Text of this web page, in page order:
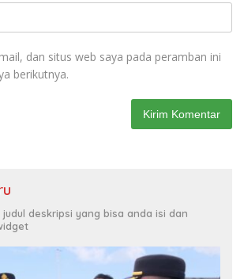
dan situs web saya pada peramban ini
berikutnya.
deskripsi yang bisa anda isi dan